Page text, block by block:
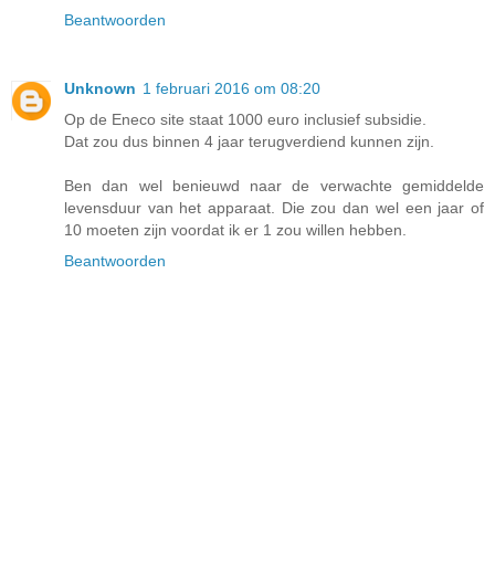
Beantwoorden
Unknown 1 februari 2016 om 08:20
Op de Eneco site staat 1000 euro inclusief subsidie.
Dat zou dus binnen 4 jaar terugverdiend kunnen zijn.
Ben dan wel benieuwd naar de verwachte gemiddelde
levensduur van het apparaat. Die zou dan wel een jaar of
10 moeten zijn voordat ik er 1 zou willen hebben.
Beantwoorden